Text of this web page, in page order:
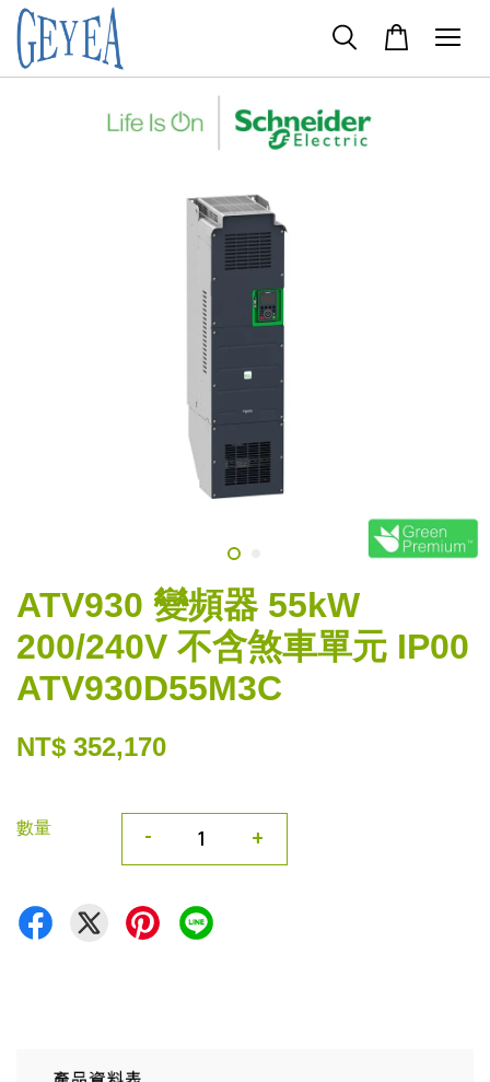
ATV930 變頻器 55kW
200/240V 不含煞車單元 IP00
ATV930D55M3C
NT$ 352,170
數量 - +